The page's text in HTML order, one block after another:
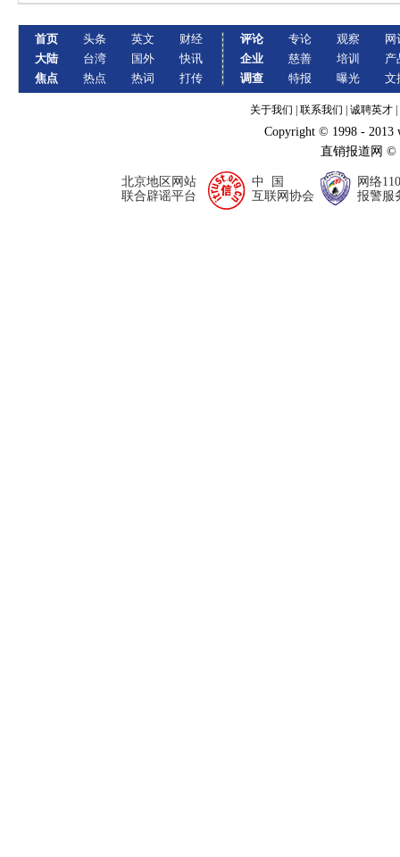
首页
大陆
焦点
头条
台湾
热点
英文
国外
热词
财经
快讯
打传
评论
企业
调查
专论
慈善
特报
观察
培训
曝光
网
产
文
关于我们 联系我们 诚聘英才
Copyright © 1998 - 2013
直销报道网
北京地区网站
联合辟谣平台
中 国
互联网协会
网络110
报警服